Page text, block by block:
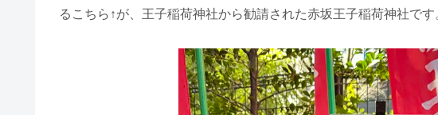
るこちら↑が、王子稲荷神社から勧請された赤坂王子稲荷神社です